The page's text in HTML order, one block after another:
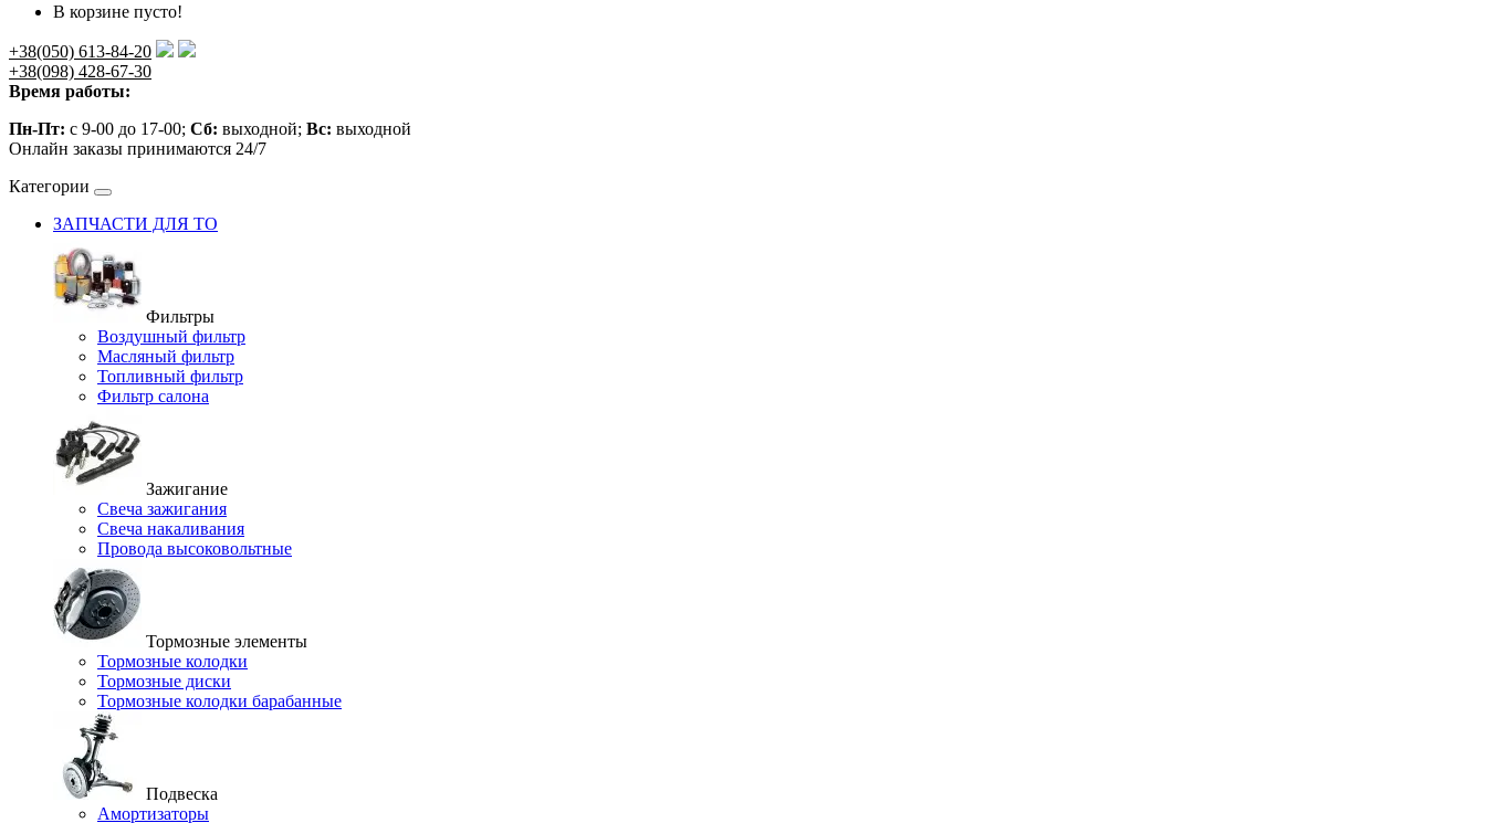
В корзине пусто!
+38(050) 613-84-20
+38(098) 428-67-30
Время работы:
Пн-Пт: с 9-00 до 17-00; Сб: выходной; Вс: выходной
Онлайн заказы принимаются 24/7
Категории
ЗАПЧАСТИ ДЛЯ ТО
Фильтры
Воздушный фильтр
Масляный фильтр
Топливный фильтр
Фильтр салона
Зажигание
Свеча зажигания
Свеча накаливания
Провода высоковольтные
Тормозные элементы
Тормозные колодки
Тормозные диски
Тормозные колодки барабанные
Подвеска
Амортизаторы